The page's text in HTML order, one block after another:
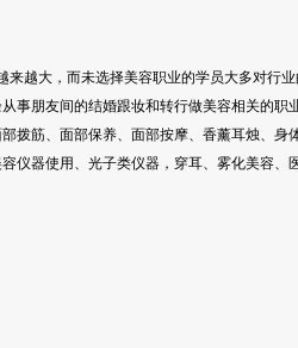
越大，而未选择美容职业的学员大多对行
朋友间的结婚跟妆和转行做美容相关的
筋、面部保养、面部按摩、香薰耳烛、
器使用、光子类仪器，穿耳、雾化美容